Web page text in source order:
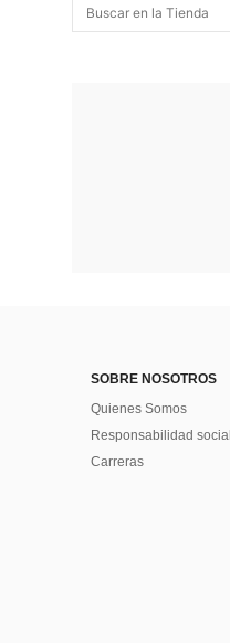
SOBRE NOSOTROS
Quienes Somos
Responsabilidad social
Carreras